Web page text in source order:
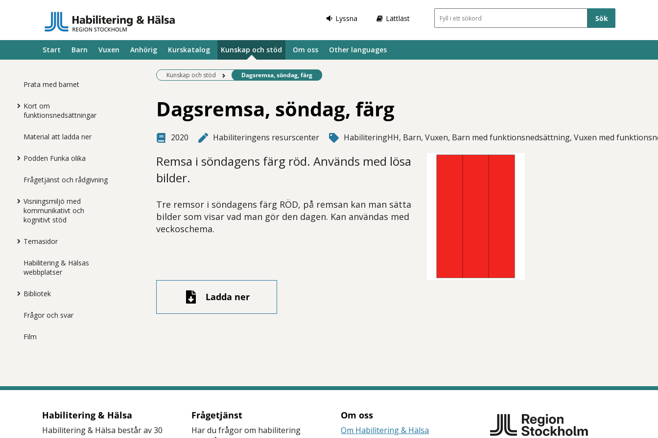
Lyssna Lättläst Sökfält
Start Barn Vuxen Anhörig Kurskatalog Kunskap och stöd Om oss Other languages
Prata med barnet
Kort om
funktionsnedsättningar
Material att ladda ner
Podden Funka olika
Frågetjänst och rådgivning
Visningsmiljö med
kommunikativt och
kognitivt stöd
Temasidor
Habilitering & Hälsas
webbplatser
Bibliotek
Frågor och svar
Film
Kunskap och stöd Befintlig sida:
Dagsremsa, söndag, färg
Dagsremsa, söndag, färg
2020 Habiliteringens resurscenter HabiliteringHH, Barn, Vuxen, Barn med funktionsnedsättning, Vuxen med
Remsa i söndagens färg röd. Används med lösa
bilder.
Tre remsor i söndagens färg RÖD, på remsan kan man sätta
bilder som visar vad man gör den dagen. Kan användas med
veckoschema.
Ladda ner
Habilitering & Hälsa
Habilitering & Hälsa består av 30
Frågetjänst
Har du frågor om habilitering
Om oss
Om Habilitering & Hälsa